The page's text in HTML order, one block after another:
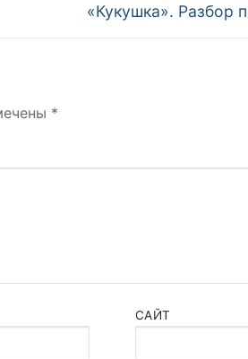
Next
«Кукушка». Разбор
*
САЙТ